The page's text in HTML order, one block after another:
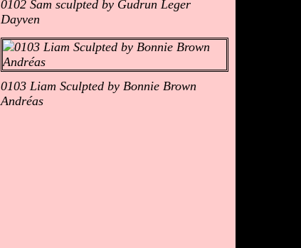
0102 Sam sculpted by Gudrun Leger
Dayven
0103 Liam Sculpted by Bonnie Brown
Andréas